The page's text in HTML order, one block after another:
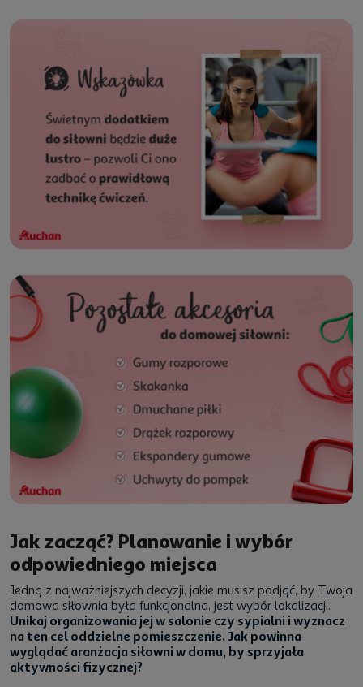
Jak zacząć? Planowanie i wybór
odpowiedniego miejsca
Jedną z najważniejszych decyzji, jakie musisz podjąć, by Twoja
domowa siłownia była funkcjonalna, jest wybór lokalizacji.
Unikaj organizowania jej w salonie czy sypialni i wyznacz
na ten cel oddzielne pomieszczenie. Jak powinna
wyglądać aranżacja siłowni w domu, by sprzyjała
aktywności fizycznej?